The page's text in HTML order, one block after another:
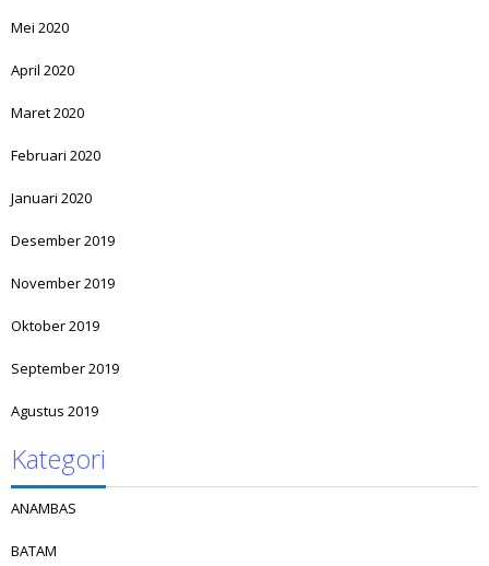
Mei 2020
April 2020
Maret 2020
Februari 2020
Januari 2020
Desember 2019
November 2019
Oktober 2019
September 2019
Agustus 2019
Kategori
ANAMBAS
BATAM